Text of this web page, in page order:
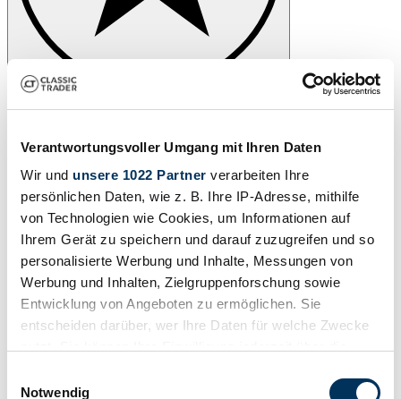
Verantwortungsvoller Umgang mit Ihren Daten
Wir und unsere 1022 Partner verarbeiten Ihre
persönlichen Daten, wie z. B. Ihre IP-Adresse, mithilfe
von Technologien wie Cookies, um Informationen auf
Ihrem Gerät zu speichern und darauf zuzugreifen und so
personalisierte Werbung und Inhalte, Messungen von
Werbung und Inhalten, Zielgruppenforschung sowie
Entwicklung von Angeboten zu ermöglichen. Sie
entscheiden darüber, wer Ihre Daten für welche Zwecke
Trigger Symbol ändern oder widerrufen
Notwendig
1/50
1964 | Jaguar E-Type 3.8